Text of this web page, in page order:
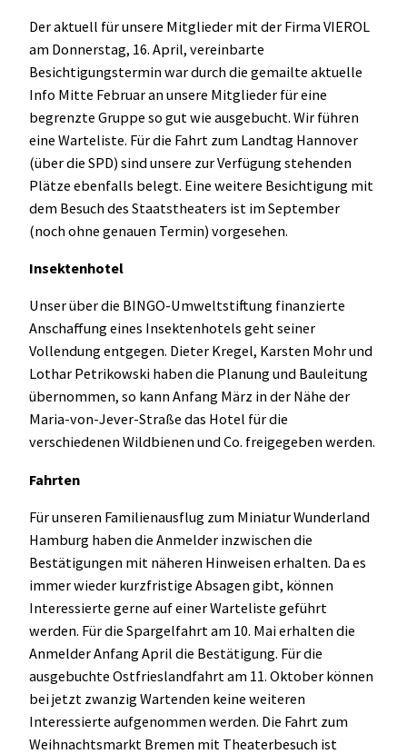
Der aktuell für unsere Mitglieder mit der Firma VIEROL
am Donnerstag, 16. April, vereinbarte
Besichtigungstermin war durch die gemailte aktuelle
Info Mitte Februar an unsere Mitglieder für eine
begrenzte Gruppe so gut wie ausgebucht. Wir führen
eine Warteliste. Für die Fahrt zum Landtag Hannover
(über die SPD) sind unsere zur Verfügung stehenden
Plätze ebenfalls belegt. Eine weitere Besichtigung mit
dem Besuch des Staatstheaters ist im September
(noch ohne genauen Termin) vorgesehen.
Insektenhotel
Unser über die BINGO-Umweltstiftung finanzierte
Anschaffung eines Insektenhotels geht seiner
Vollendung entgegen. Dieter Kregel, Karsten Mohr und
Lothar Petrikowski haben die Planung und Bauleitung
übernommen, so kann Anfang März in der Nähe der
Maria-von-Jever-Straße das Hotel für die
verschiedenen Wildbienen und Co. freigegeben werden.
Fahrten
Für unseren Familienausflug zum Miniatur Wunderland
Hamburg haben die Anmelder inzwischen die
Bestätigungen mit näheren Hinweisen erhalten. Da es
immer wieder kurzfristige Absagen gibt, können
Interessierte gerne auf einer Warteliste geführt
werden. Für die Spargelfahrt am 10. Mai erhalten die
Anmelder Anfang April die Bestätigung. Für die
ausgebuchte Ostfrieslandfahrt am 11. Oktober können
bei jetzt zwanzig Wartenden keine weiteren
Interessierte aufgenommen werden. Die Fahrt zum
Weihnachtsmarkt Bremen mit Theaterbesuch ist